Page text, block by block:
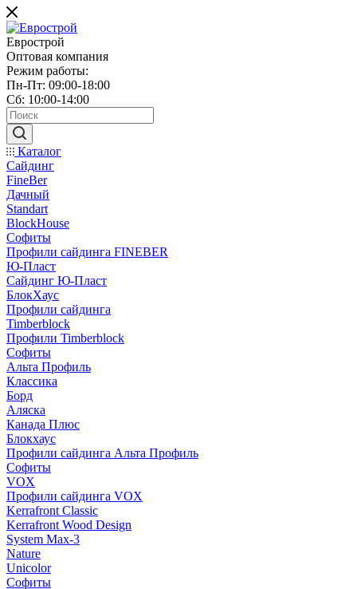
Еврострой
Оптовая компания
Режим работы:
Пн-Пт: 09:00-18:00
Сб: 10:00-14:00
Каталог
Сайдинг
FineBer
Дачный
Standart
BlockHouse
Софиты
Профили сайдинга FINEBER
Ю-Пласт
Сайдинг Ю-Пласт
БлокХаус
Профили сайдинга
Timberblock
Профили Timberblock
Софиты
Альта Профиль
Классика
Борд
Аляска
Канада Плюс
Блокхаус
Профили сайдинга Альта Профиль
Софиты
VOX
Профили сайдинга VOX
Kerrafront Classic
Kerrafront Wood Design
System Max-3
Nature
Unicolor
Софиты